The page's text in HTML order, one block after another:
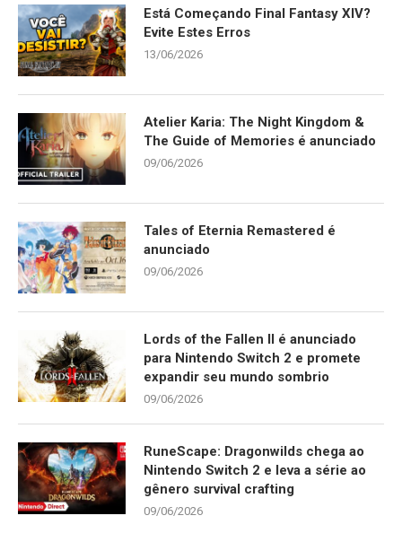
Está Começando Final Fantasy XIV?
Evite Estes Erros
13/06/2026
Atelier Karia: The Night Kingdom &
The Guide of Memories é anunciado
09/06/2026
Tales of Eternia Remastered é
anunciado
09/06/2026
Lords of the Fallen II é anunciado
para Nintendo Switch 2 e promete
expandir seu mundo sombrio
09/06/2026
RuneScape: Dragonwilds chega ao
Nintendo Switch 2 e leva a série ao
gênero survival crafting
09/06/2026